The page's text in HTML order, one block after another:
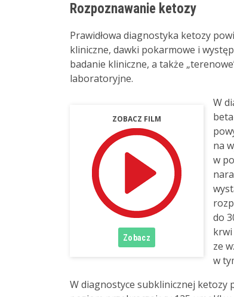
Rozpoznawanie ketozy
Prawidłowa diagnostyka ketozy
kliniczne, dawki pokarmowe i
badanie kliniczne, a także
laboratoryjne.
ZOBACZ FILM
W
na
w
do
krwi
ze
w
W diagnostyce subklinicznej ketozy